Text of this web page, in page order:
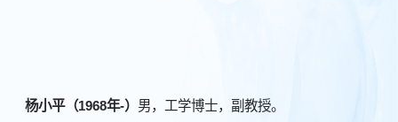
杨小平（1968年-） 男，工学博士，副教授。